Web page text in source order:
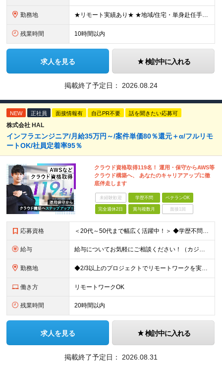
勤務地 ★リモート実績あり★ ★地域/住宅・単身赴任手当などサポートも万全 ★転任費用や寮・社宅制度も完備しています ★勤務地については希望を考慮の上、決定します ★面接地エリアでの就業率92％以上！ 『地
残業時間 10時間以内
求人を見る 検討中に入れる
掲載終了予定日： 2026.08.24
NEW 正社員 面接情報有 自己PR不要 話を聞きたい応募可
株式会社 HAL
インフラエンジニア/月給35万円～/案件単価80％還元＋α/フルリモ
ートOK/社員定着率95％
クラウド資格取得119名！ 運用・保守からAWS等
クラウド構築へ、 あなたのキャリアアップに徹
底伴走します
未経験歓迎 学歴不問 ベテランOK
完全週休2日 賞与複数月 面接1回
応募資格 ＜20代～50代まで幅広く活躍中！＞ ◆学歴不問 ◆何らかのインフラ関連の実務経験 ★経験年数不問/運用監視レベルも歓迎 ＜こんな方は大歓迎！＞ ◎今の収入に不満がある ◎もっと上流の案件で活躍した
給与 給与についてお気軽にご相談ください！（カジュアル面談可能） 月給35万円～＋各種手当＋賞与2回 ※固定残業代は、時間外労働の有無に関わらず40時間分を87,500円～支給 ※超過分は別途支給 ※試用
勤務地 ◆2/3以上のプロジェクトでリモートワークを実施中！ ≪自社拠点≫ ・東京本社／東京都千代田区丸の内二丁目6番1号 丸の内パークビルディング6階 ・関西支社／⼤阪府⼤阪市中央区安⼟町2-3-13 ⼤
働き方 リモートワークOK
残業時間 20時間以内
求人を見る 検討中に入れる
掲載終了予定日： 2026.08.31